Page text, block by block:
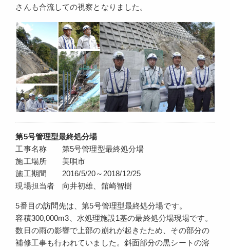
さんも合流しての視察となりました。
第5号管理型最終処分場
工事名称 第5号管理型最終処分場
施工場所 美唄市
施工期間 2016/5/20～2018/12/25
現場担当者 向井初雄、舘崎智樹
5番目の訪問先は、第5号管理型最終処分場です。
容積300,000m3、水処理施設1基の最終処分場現場です。
数日の雨の影響で上部の崩れが起きたため、その部分の
補修工事も行われていました。斜面部分の黒シートの溶